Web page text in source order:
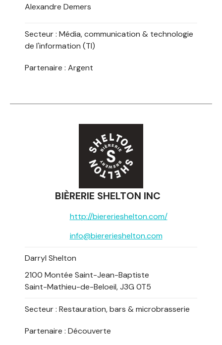
Alexandre Demers
Secteur : Média, communication & technologie
de l'information (TI)
Partenaire : Argent
BIÈRERIE SHELTON INC
http://biererieshelton.com/
info@biererieshelton.com
Darryl Shelton
2100 Montée Saint-Jean-Baptiste
Saint-Mathieu-de-Beloeil, J3G 0T5
Secteur : Restauration, bars & microbrasserie
Partenaire : Découverte